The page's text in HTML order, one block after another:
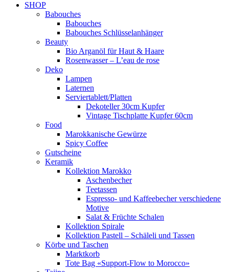
SHOP
Babouches
Babouches
Babouches Schlüsselanhänger
Beauty
Bio Arganöl für Haut & Haare
Rosenwasser – L’eau de rose
Deko
Lampen
Laternen
Serviertablett/Platten
Dekoteller 30cm Kupfer
Vintage Tischplatte Kupfer 60cm
Food
Marokkanische Gewürze
Spicy Coffee
Gutscheine
Keramik
Kollektion Marokko
Aschenbecher
Teetassen
Espresso- und Kaffeebecher verschiedene
Motive
Salat & Früchte Schalen
Kollektion Spirale
Kollektion Pastell – Schäleli und Tassen
Körbe und Taschen
Marktkorb
Tote Bag «Support-Flow to Morocco»